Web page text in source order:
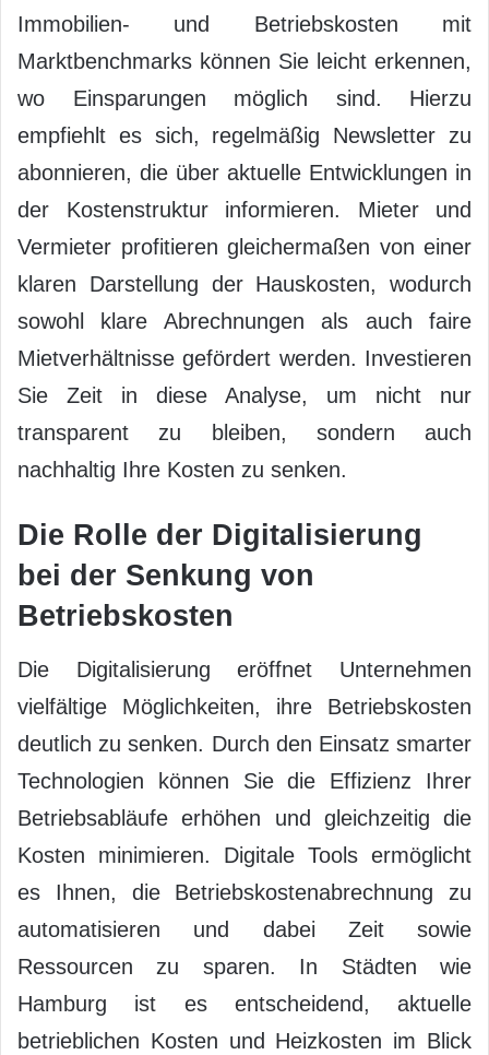
Immobilien- und Betriebskosten mit
Marktbenchmarks können Sie leicht erkennen,
wo Einsparungen möglich sind. Hierzu
empfiehlt es sich, regelmäßig Newsletter zu
abonnieren, die über aktuelle Entwicklungen in
der Kostenstruktur informieren. Mieter und
Vermieter profitieren gleichermaßen von einer
klaren Darstellung der Hauskosten, wodurch
sowohl klare Abrechnungen als auch faire
Mietverhältnisse gefördert werden. Investieren
Sie Zeit in diese Analyse, um nicht nur
transparent zu bleiben, sondern auch
nachhaltig Ihre Kosten zu senken.
Die Rolle der Digitalisierung
bei der Senkung von
Betriebskosten
Die Digitalisierung eröffnet Unternehmen
vielfältige Möglichkeiten, ihre Betriebskosten
deutlich zu senken. Durch den Einsatz smarter
Technologien können Sie die Effizienz Ihrer
Betriebsabläufe erhöhen und gleichzeitig die
Kosten minimieren. Digitale Tools ermöglicht
es Ihnen, die Betriebskostenabrechnung zu
automatisieren und dabei Zeit sowie
Ressourcen zu sparen. In Städten wie
Hamburg ist es entscheidend, aktuelle
betrieblichen Kosten und Heizkosten im Blick